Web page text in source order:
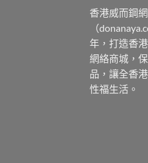
香港威而鋼
（
年，打造香
網絡商城，
品，讓全香
性福生活。